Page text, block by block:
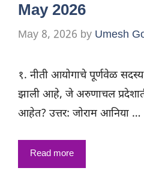
May 2026
May 8, 2026 by Umesh
१. नीती आयोगाचे पूर्णवेळ
झाली आहे, जे अरुणाचल
आहेत? उत्तर: जोराम आनिया …
Read more